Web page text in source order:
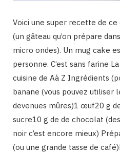
Voici une super recette de ce
(un gâteau qu’on prépare
micro ondes). Un mug cake
personne. C’est sans farine
cuisine de Aà Z Ingrédients
banane (vous pouvez utiliser
devenues mûres)1 œuf20 g
sucre10 g de de chocolat
noir c’est encore mieux)
(ou une grande tasse de